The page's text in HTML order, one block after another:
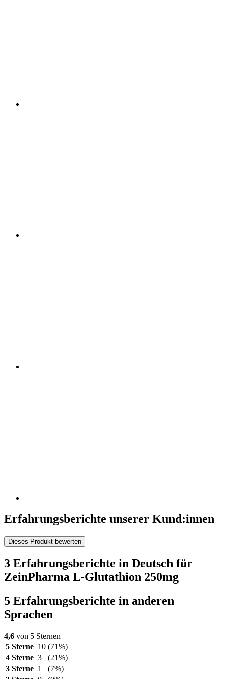
Erfahrungsberichte unserer Kund:innen
Dieses Produkt bewerten
3 Erfahrungsberichte in Deutsch für
ZeinPharma L-Glutathion 250mg
5 Erfahrungsberichte in anderen
Sprachen
4,6 von 5 Sternen
5 Sterne 10 (71%)
4 Sterne 3
(21%)
3 Sterne 1
(7%)